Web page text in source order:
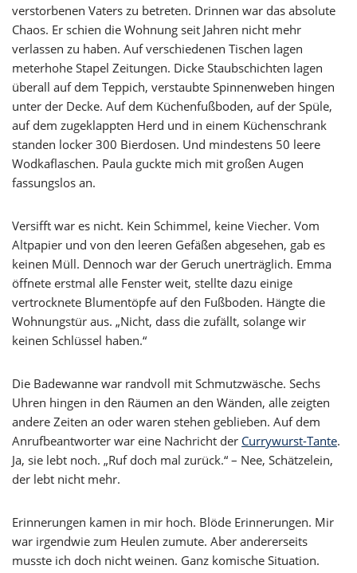
verstorbenen Vaters zu betreten. Drinnen war das absolute
Chaos. Er schien die Wohnung seit Jahren nicht mehr
verlassen zu haben. Auf verschiedenen Tischen lagen
meterhohe Stapel Zeitungen. Dicke Staubschichten lagen
überall auf dem Teppich, verstaubte Spinnenweben hingen
unter der Decke. Auf dem Küchenfußboden, auf der Spüle,
auf dem zugeklappten Herd und in einem Küchenschrank
standen locker 300 Bierdosen. Und mindestens 50 leere
Wodkaflaschen. Paula guckte mich mit großen Augen
fassungslos an.
Versifft war es nicht. Kein Schimmel, keine Viecher. Vom
Altpapier und von den leeren Gefäßen abgesehen, gab es
keinen Müll. Dennoch war der Geruch unerträglich. Emma
öffnete erstmal alle Fenster weit, stellte dazu einige
vertrocknete Blumentöpfe auf den Fußboden. Hängte die
Wohnungstür aus. „Nicht, dass die zufällt, solange wir
keinen Schlüssel haben.“
Die Badewanne war randvoll mit Schmutzwäsche. Sechs
Uhren hingen in den Räumen an den Wänden, alle zeigten
andere Zeiten an oder waren stehen geblieben. Auf dem
Anrufbeantworter war eine Nachricht der Currywurst-Tante.
Ja, sie lebt noch. „Ruf doch mal zurück.“ – Nee, Schätzelein,
der lebt nicht mehr.
Erinnerungen kamen in mir hoch. Blöde Erinnerungen. Mir
war irgendwie zum Heulen zumute. Aber andererseits
musste ich doch nicht weinen. Ganz komische Situation.